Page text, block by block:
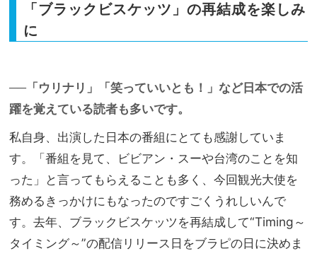
「ブラックビスケッツ」の再結成を楽しみ
に
──「ウリナリ」「笑っていいとも！」など日本での活
躍を覚えている読者も多いです。
私自身、出演した日本の番組にとても感謝していま
す。「番組を見て、ビビアン・スーや台湾のことを知
った」と言ってもらえることも多く、今回観光大使を
務めるきっかけにもなったのですごくうれしいんで
す。去年、ブラックビスケッツを再結成して“Timing～
タイミング～”の配信リリース日をブラピの日に決めま